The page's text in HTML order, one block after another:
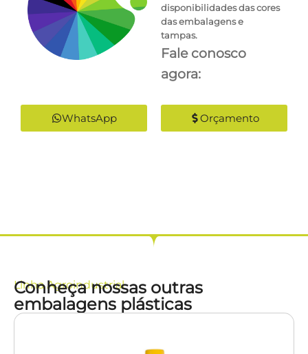
disponibilidades das cores
das embalagens e
tampas.
Fale conosco
agora:
WhatsApp Orçamento
LinhaAgroindustrial
Conheça nossas outras
embalagens plásticas